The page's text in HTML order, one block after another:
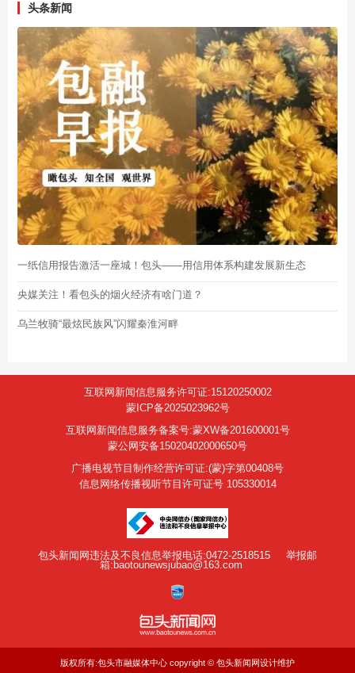
头条新闻
一纸信用报告激活一座城！包头——用信用体系构建发展新生态
央媒关注！看包头的烟火经济有啥门道？
乌兰牧骑“最炫民族风”闪耀秦淮河畔
互联网新闻信息服务许可证:15120250002
蒙ICP备2025023962号
互联网新闻信息服务备案号:蒙XW备201600001号
蒙公网安备15020402000650号
广播电视节目制作经营许可证:(蒙)字第00408号
信息网络传播视听节目许可证号 105330014
包头新闻网违法及不良信息举报电话:0472-2518515
举报邮
箱:baotounewsjubao@163.com
版权所有:包头市融媒体中心 copyright © 包头新闻网设计维护